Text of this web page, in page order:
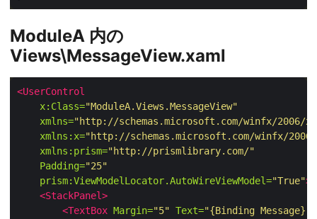
ModuleA 内の
Views\MessageView.xaml
<UserControl
x:Class="ModuleA.Views.MessageView"
xmlns="http://schemas.microsoft.com/winfx/2006/
xmlns:x="http://schemas.microsoft.com/winfx/
xmlns:prism="http://prismlibrary.com/"
Padding="25"
prism:ViewModelLocator.AutoWireViewModel="True">
<StackPanel>
<TextBox Margin="5" Text="{Binding Message}"